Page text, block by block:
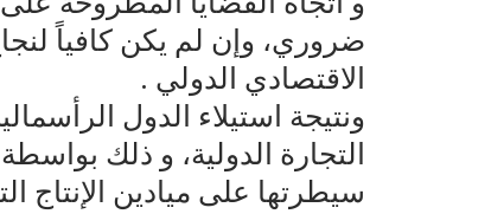
ضروري، وإن لم يكن كافياً
الاقتصادي الدولي .
ونتيجة استيلاء الدول
التجارة الدولية، و ذلك بواسطة
سيطرتها على ميادين